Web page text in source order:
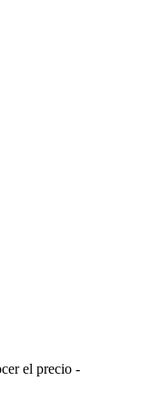
el precio -